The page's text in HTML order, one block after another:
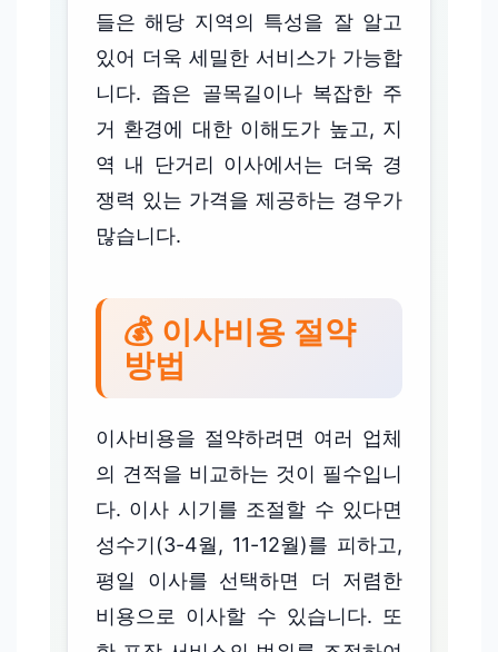
들은 해당 지역의 특성을 잘 알고
있어 더욱 세밀한 서비스가 가능합
니다. 좁은 골목길이나 복잡한 주
거 환경에 대한 이해도가 높고, 지
역 내 단거리 이사에서는 더욱 경
쟁력 있는 가격을 제공하는 경우가
많습니다.
💰 이사비용 절약
방법
이사비용을 절약하려면 여러 업체
의 견적을 비교하는 것이 필수입니
다. 이사 시기를 조절할 수 있다면
성수기(3-4월, 11-12월)를 피하고,
평일 이사를 선택하면 더 저렴한
비용으로 이사할 수 있습니다. 또